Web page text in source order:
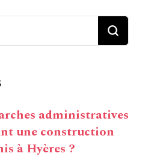
administratives
une construction
à Hyères ?